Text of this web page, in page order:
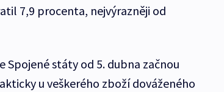
7,9 procenta, nejvýrazněji od
Spojené státy od 5. dubna začnou
u veškerého zboží dováženého